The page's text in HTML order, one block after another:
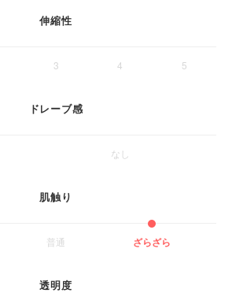
伸縮性
3 4 5
ドレーブ感
なし
肌触り
普通 ざらざら
透明度